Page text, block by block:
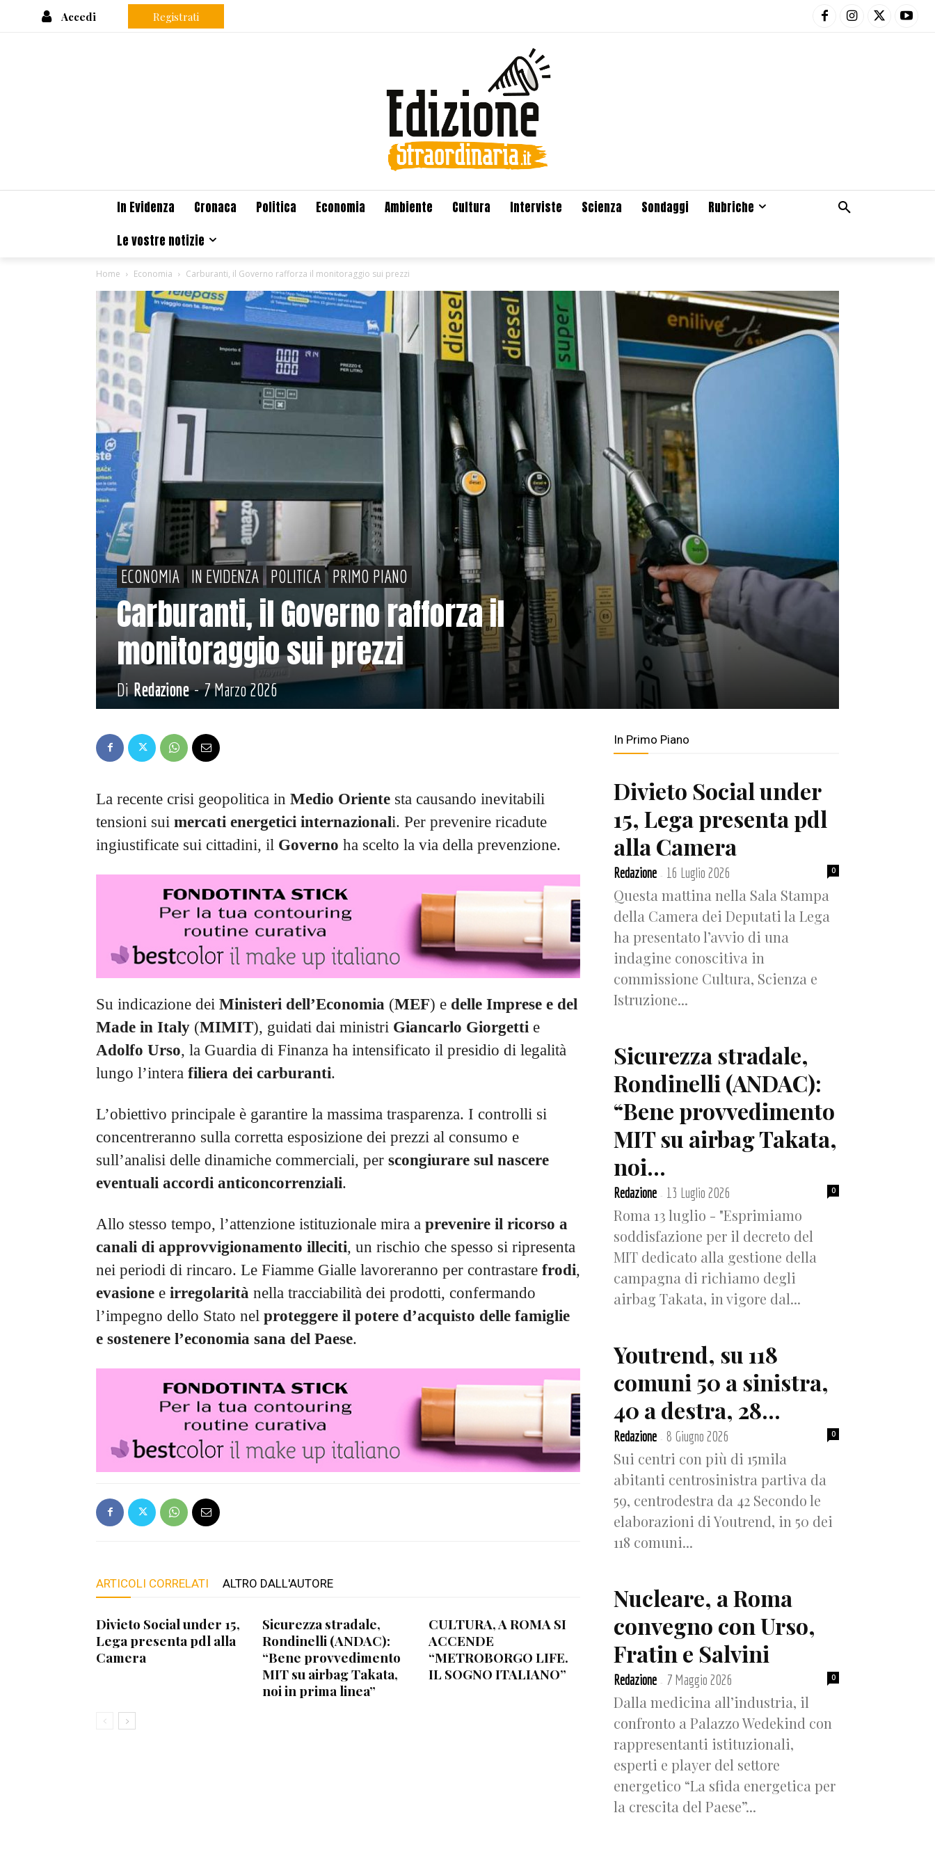
Accedi Registrati
In Evidenza Cronaca Politica Economia Ambiente Cultura Interviste Scienza Sondaggi
Rubriche
Le vostre notizie
Home Economia Carburanti, il Governo rafforza il monitoraggio sui prezzi
ECONOMIA IN EVIDENZA POLITICA PRIMO PIANO
Carburanti, il Governo rafforza il
monitoraggio sui prezzi
Di Redazione- 7 Marzo 2026
La recente crisi geopolitica in Medio Oriente sta causando inevitabili
tensioni sui mercati energetici internazionali. Per prevenire ricadute
ingiustificate sui cittadini, il Governo ha scelto la via della prevenzione.
Su indicazione dei Ministeri dell’Economia (MEF) e delle Imprese e del
Made in Italy (MIMIT), guidati dai ministri Giancarlo Giorgetti e
Adolfo Urso, la Guardia di Finanza ha intensificato il presidio di legalità
lungo l’intera filiera dei carburanti.
L’obiettivo principale è garantire la massima trasparenza. I controlli si
concentreranno sulla corretta esposizione dei prezzi al consumo e
sull’analisi delle dinamiche commerciali, per scongiurare sul nascere
eventuali accordi anticoncorrenziali.
Allo stesso tempo, l’attenzione istituzionale mira a prevenire il ricorso a
canali di approvvigionamento illeciti, un rischio che spesso si ripresenta
nei periodi di rincaro. Le Fiamme Gialle lavoreranno per contrastare frodi,
evasione e irregolarità nella tracciabilità dei prodotti, confermando
l’impegno dello Stato nel proteggere il potere d’acquisto delle famiglie
e sostenere l’economia sana del Paese.
ARTICOLI CORRELATI ALTRO DALL'AUTORE
Divieto Social under 15,
Lega presenta pdl alla
Camera
Sicurezza stradale,
Rondinelli (ANDAC):
“Bene provvedimento
MIT su airbag Takata,
noi in prima linea”
CULTURA, A ROMA SI
ACCENDE
“METROBORGO LIFE.
IL SOGNO ITALIANO”
In Primo Piano
Divieto Social under
15, Lega presenta pdl
alla Camera
Redazione - 16 Luglio 2026 0
Questa mattina nella Sala Stampa
della Camera dei Deputati la Lega
ha presentato l’avvio di una
indagine conoscitiva in
commissione Cultura, Scienza e
Istruzione...
Sicurezza stradale,
Rondinelli (ANDAC):
“Bene provvedimento
MIT su airbag Takata,
noi...
Redazione - 13 Luglio 2026 0
Roma 13 luglio - "Esprimiamo
soddisfazione per il decreto del
MIT dedicato alla gestione della
campagna di richiamo degli
airbag Takata, in vigore dal...
Youtrend, su 118
comuni 50 a sinistra,
40 a destra, 28...
Redazione - 8 Giugno 2026 0
Sui centri con più di 15mila
abitanti centrosinistra partiva da
59, centrodestra da 42 Secondo le
elaborazioni di Youtrend, in 50 dei
118 comuni...
Nucleare, a Roma
convegno con Urso,
Fratin e Salvini
Redazione - 7 Maggio 2026 0
Dalla medicina all’industria, il
confronto a Palazzo Wedekind con
rappresentanti istituzionali,
esperti e player del settore
energetico “La sfida energetica per
la crescita del Paese”...